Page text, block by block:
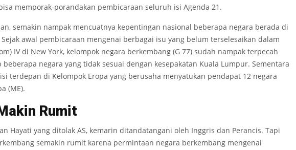
memporak-porandakan pembicaraan seluruh isi Agenda 21.
semakin nampak mencuatnya kepentingan nasional beberapa negara berada di
awal pembicaraan mengenai berbagai isu yang belum terselesaikan dalam
IV di New York, kelompok negara berkembang (G 77) sudah nampak terpecah
negara yang tidak sesuai dengan kesepakatan Kuala Lumpur. Sementara
terdepan di Kelompok Eropa yang berusaha menyatukan pendapat 12 negara
(ME).
Rumit
Hayati yang ditolak AS, kemarin ditandatangani oleh Inggris dan Perancis. Tapi
semakin rumit karena permintaan negara berkembang mengenai